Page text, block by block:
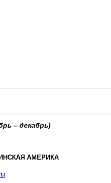
– декабрь)
АМЕРИКА